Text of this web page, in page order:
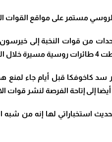
من قوات النخبة إلى
سد كاخوفكا قبل أيام جاء
إلى إتاحة الفرصة لنشر قوات
تحديث استخباراتي لها إنه من